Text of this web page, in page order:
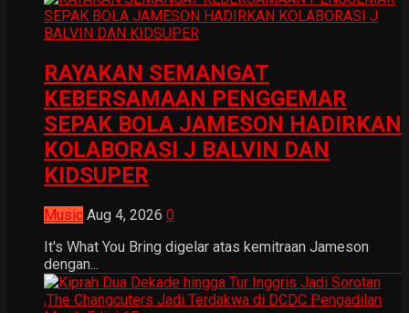
RAYAKAN SEMANGAT
KEBERSAMAAN PENGGEMAR
SEPAK BOLA JAMESON HADIRKAN
KOLABORASI J BALVIN DAN
KIDSUPER
Music Aug 4, 2026 0
It's What You Bring digelar atas kemitraan Jameson
dengan...